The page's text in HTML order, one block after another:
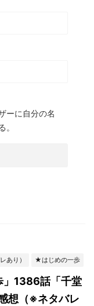
ーに自分の名
。
あり） ★はじめの一歩
」1386話「千堂
想（※ネタバレ